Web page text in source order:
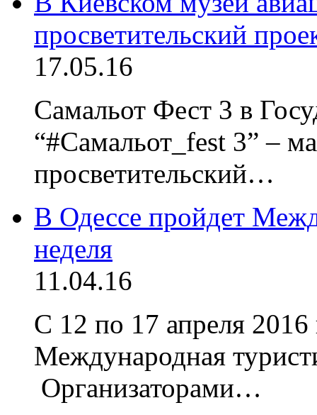
просветительский
17.05.16
Самальот Фест 3 в
“#Самальот_fest 3” –
просветительский…
В Одессе пройдет
неделя
11.04.16
С 12 по 17 апреля 2016
Международная
Организаторами…